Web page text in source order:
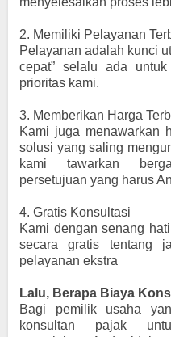
2. Memiliki Pelayanan
Pelayanan adalah kunci
cepat” selalu ada
prioritas kami.
3. Memberikan Harga
Kami juga menawarkan
solusi yang saling
kami tawarkan
persetujuan yang harus
4. Gratis Konsultasi
Kami dengan senang
secara gratis tentang
pelayanan ekstra
Lalu, Berapa Biaya
Bagi pemilik usaha
konsultan pajak